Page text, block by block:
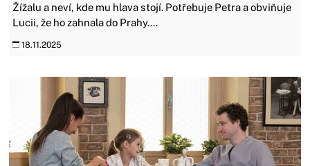
Žížalu a neví, kde mu hlava stojí. Potřebuje Petra a obviňuje
Lucii, že ho zahnala do Prahy....
18.11.2025